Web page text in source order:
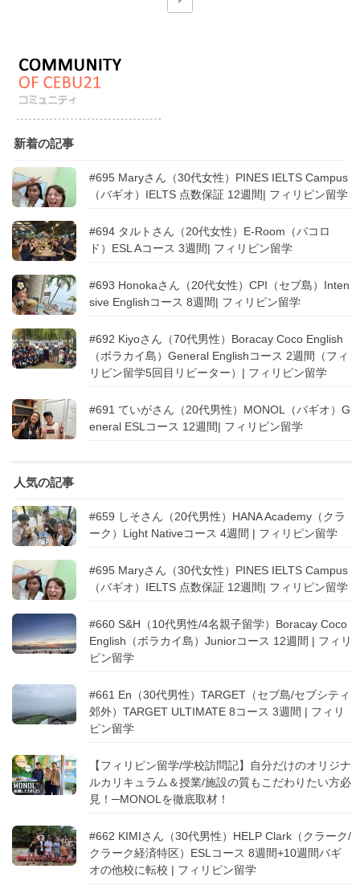
新着の記事
#695 Maryさん（30代女性）PINES IELTS Campus
（バギオ）IELTS 点数保証 12週間| フィリピン留学
#694 タルトさん（20代女性）E-Room（バコロ
ド）ESL Aコース 3週間| フィリピン留学
#693 Honokaさん（20代女性）CPI（セブ島）Inten
sive Englishコース 8週間| フィリピン留学
#692 Kiyoさん（70代男性）Boracay Coco English
（ボラカイ島）General Englishコース 2週間（フィ
リピン留学5回目リピーター）| フィリピン留学
#691 ていがさん（20代男性）MONOL（バギオ）G
eneral ESLコース 12週間| フィリピン留学
人気の記事
#659 しそさん（20代男性）HANA Academy（クラ
ーク）Light Nativeコース 4週間 | フィリピン留学
#695 Maryさん（30代女性）PINES IELTS Campus
（バギオ）IELTS 点数保証 12週間| フィリピン留学
#660 S&H（10代男性/4名親子留学）Boracay Coco
English（ボラカイ島）Juniorコース 12週間 | フィリ
ピン留学
#661 En（30代男性）TARGET（セブ島/セブシティ
郊外）TARGET ULTIMATE 8コース 3週間 | フィリ
ピン留学
【フィリピン留学/学校訪問記】自分だけのオリジナ
ルカリキュラム＆授業/施設の質もこだわりたい方必
見！─MONOLを徹底取材！
#662 KIMIさん（30代男性）HELP Clark（クラーク/
クラーク経済特区）ESLコース 8週間+10週間バギ
オの他校に転校 | フィリピン留学